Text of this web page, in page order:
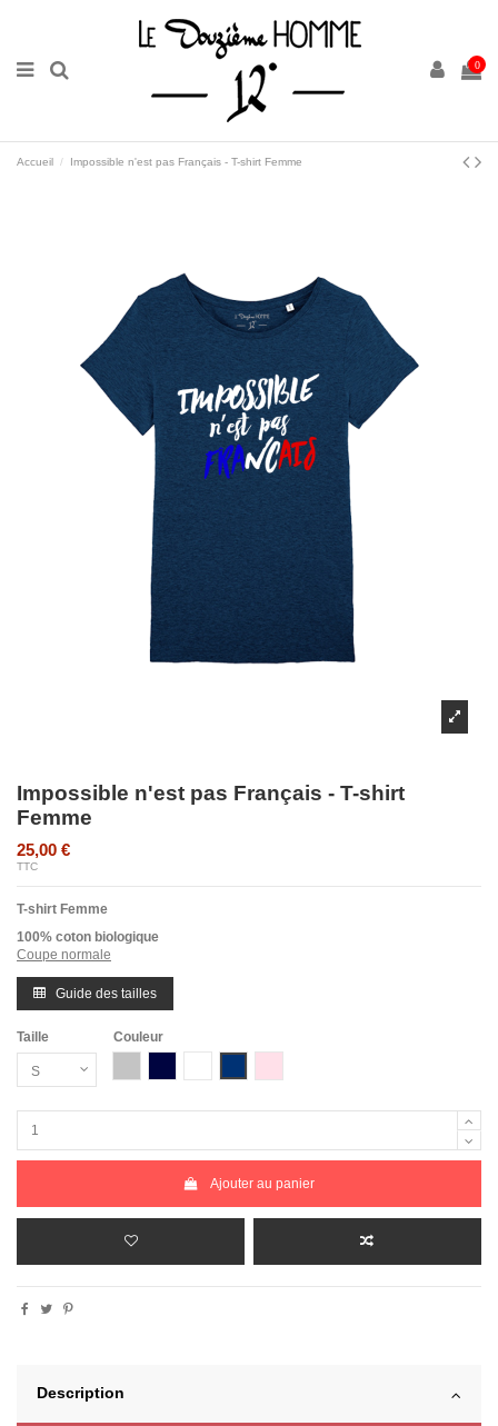
0
Accueil Impossible n'est pas Français - T-shirt Femme
Impossible n'est pas Français - T-shirt
Femme
25,00 €
TTC
T-shirt Femme
100% coton biologique
Coupe normale
Guide des tailles
Taille
Couleur
Ajouter au panier
Description